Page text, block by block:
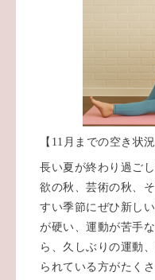
【11月までの空き状況
長い夏が終わり過ご
欲の秋、芸術の秋、
すい季節にぜひ新し
が硬い、運動が苦手
ら、久しぶりの運動
られている方がたく